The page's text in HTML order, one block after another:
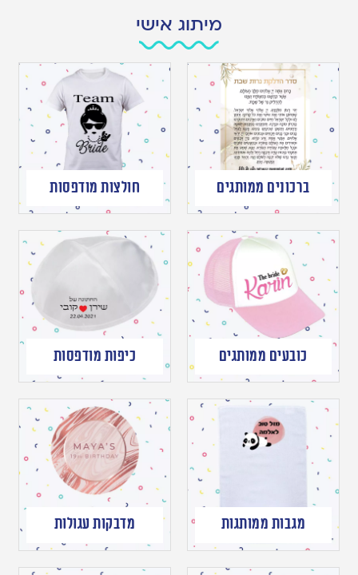
מיתוג אישי
ברכונים ממותגים חולצות מודפסות
כובעים ממותגים כיפות מודפסות
מגבות ממותגות מדבקות עגולות